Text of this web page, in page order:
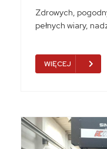
Zdrowych,
pełnych wiary,
WIĘCEJ